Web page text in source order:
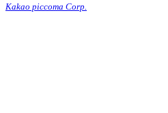
Kakao piccoma Corp.